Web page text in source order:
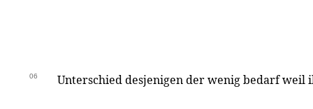
06 Unterschied desjenigen der wenig bedarf weil